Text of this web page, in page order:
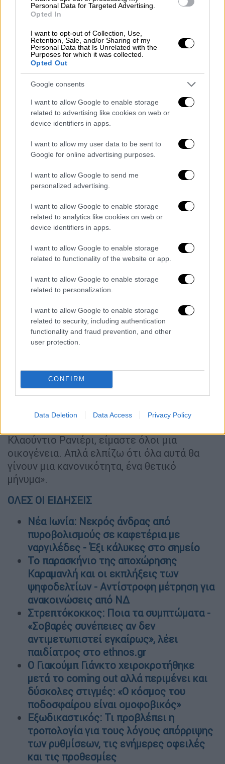
Personal Data for Targeted Advertising.
Opted In
I want to opt-out of Collection, Use,
Retention, Sale, and/or Sharing of my
Personal Data that Is Unrelated with the
Purposes for which it was collected.
Opted Out
Google consents
I want to allow Google to enable storage
related to advertising like cookies on web or
device identifiers in apps.
I want to allow my user data to be sent to
Google for online advertising purposes.
I want to allow Google to send me
personalized advertising.
I want to allow Google to enable storage
related to analytics like cookies on web or
device identifiers in apps.
I want to allow Google to enable storage
related to functionality of the website or app.
I want to allow Google to enable storage
related to personalization.
I want to allow Google to enable storage
related to security, including authentication
functionality and fraud prevention, and other
user protection.
CONFIRM
Data Deletion Data Access Privacy Policy
Πράγματι οι οπαδοί της ομάδας του, τον
συνθήματα στην πρώτη του εμφάνιση μετά
από τη δημόσια δήλωσή του πως είναι
ομοφυλόφιλος. Κατά την είσοδό του στο
ματς με τηΓιάμπλονετς, το κοινό της Σπάρτα
Πράγαςτον χειροκρότησε θερμά
αμέσως μετά η εξέδραφώναξε ρυθμικά το
όνομά τουκάτι που αν μη τι άλλο αποτελεί
μια πρώτη νίκη για τον Γιάνκτο.
This is encouraging: There were
Jakub Jankto when he came on as a
substitute this evening, days after his
headline-grabbing coming out.
https://t.co/Tlm64OYTc3
February 19, 2023
«Πρόβλημα οι εκτός έδρας αγώνες»
Παραδέχθηκε όμως ότι θα αντιμετωπίσει και
δυσκολίες λέγοντας ότι «το πρόβλημα είναι
οι εκτός έδρας αγώνες. Οι οπαδοί θα σου
πουν άσχημα λόγια. Έτσι είναι οι
οργανωμένοι. Πολλοί άνθρωποι φοβούνται
βοηθήσω κι εγώ. Ας ελπίσουμε ότι δεν θα
μας γυρίσει μπούμερανγκ. Δεν θέλω να το
και πάντα θα το έχω. Αυτές οι αντιδράσεις
Κλαούντιο Ρανιέρι, είμαστε όλοι μια
οικογένεια. Απλά ελπίζω ότι όλα αυτά θα
γίνουν μια κανονικότητα, ένα θετικό
μήνυμα».
ΟΛΕΣ ΟΙ ΕΙΔΗΣΕΙΣ
Νέα Ιωνία: Νεκρός άνδρας από
πυροβολισμούς σε καφετέρια με
ναργιλέδες - Έξι κάλυκες στο σημείο
Το παρασκήνιο της αποχώρησης
Καραμανλή και οι εκπλήξεις των
ψηφοδελτίων - Αντίστροφη μέτρηση για
ανακοινώσεις από ΝΔ
Στρεπτόκοκκος: Ποια τα συμπτώματα -
«Σοβαρές συνέπειες αν δεν
αντιμετωπιστεί εγκαίρως», λέει
παιδίατρος στο ethnos.gr
Ο Γιακούμπ Γιάνκτο χειροκροτήθηκε
μετά το coming out αλλά περιμένει και
δύσκολες στιγμές: «Ο κόσμος του
ποδοσφαίρου είναι ομοφοβικός»
Εξωδικαστικός: Τι προβλέπει η
τροπολογία για τους λόγους απόρριψης
των ρυθμίσεων, τις ενήμερες οφειλές
και τις προθεσμίες